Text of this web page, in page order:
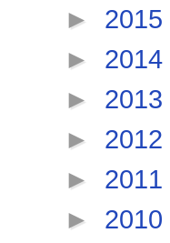
► 2015
► 2014
► 2013
► 2012
► 2011
► 2010